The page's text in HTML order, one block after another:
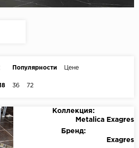
Популярности Цене
36 72
Коллекция:
Metalica Exagres
Бренд:
Exagres